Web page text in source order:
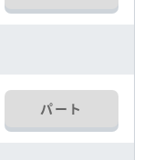
パート